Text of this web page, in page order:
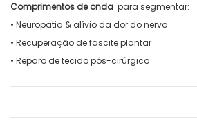
Comprimentos de onda para segmentar:
• Neuropatia & alívio da dor do nervo
• Recuperação de fascite plantar
• Reparo de tecido pós-cirúrgico